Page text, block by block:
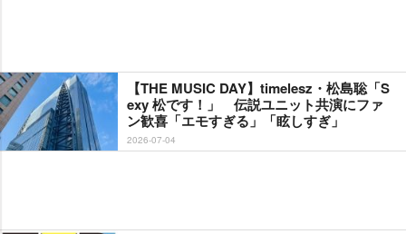
【THE MUSIC DAY】timelesz・松島聡「S
exy 松です！」 伝説ユニット共演にファ
ン歓喜「エモすぎる」「眩しすぎ」
2026-07-04